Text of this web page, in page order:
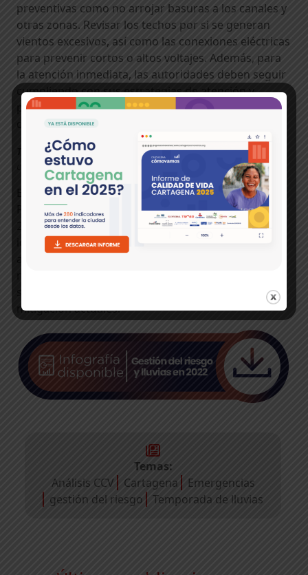
preventivas como no arrojar basuras a los canales y
otras zonas. Revisar los techos por si se generan
vientos excesivos, así como las conexiones eléctricas
para prevenir cortos o altos voltajes. Además, para
la atención inmediata, las autoridades deben seguir
cumpliendo con sus estrategias de atención y
prevención en articulación con los comités barriales
de emergencia o combas.
Te puede interesar:
Cartagena registra aumentos en los
casos de IRAG inusitado
En la ciudad se adelanta la formulación de un nuevo
Plan de Ordenamiento Territorial luego de más de
20 años sin actualización. Los trabajos de
identificación de riesgos de la ciudad deben ser
sino los riesgos puntuales y las oportunidades de
mitigación actuales.
Temas:
Análisis CCV
Cartagena
Emergencias
gestión del riesgo
Temporada de lluvias